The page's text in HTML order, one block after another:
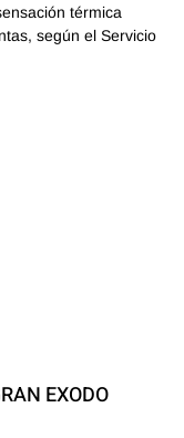
térmica
según el Servicio
EXODO